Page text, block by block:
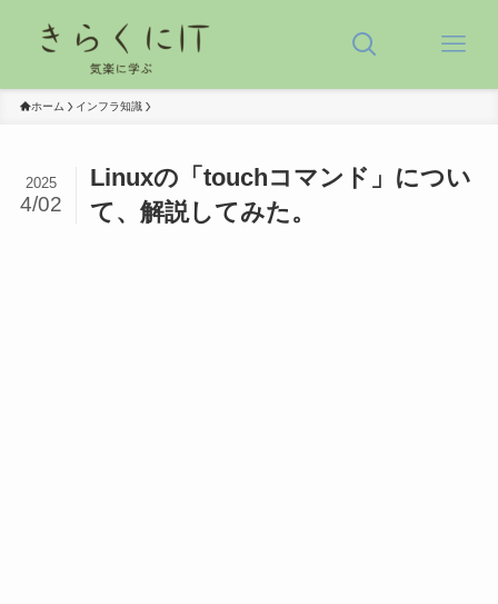
ホーム インフラ知識
Linuxの「touchコマンド」につい
て、解説してみた。
2025
4/02